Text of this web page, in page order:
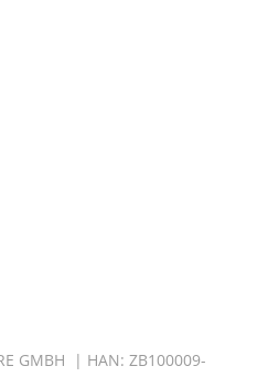
GMBH | HAN: ZB100009-